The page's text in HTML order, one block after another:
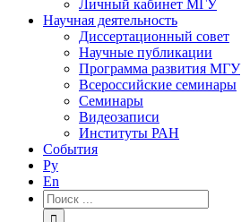
Личный кабинет МГУ
Научная деятельность
Диссертационный совет
Научные публикации
Программа развития МГУ
Всероссийские семинары
Семинары
Видеозаписи
Институты РАН
События
Ру
En
Результат
поиска: